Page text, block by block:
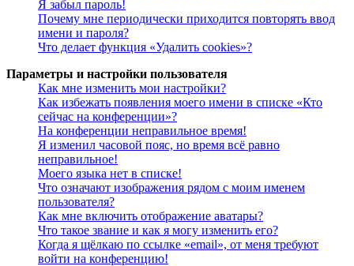
Я забыл пароль!
Почему мне периодически приходится повторять ввод
имени и пароля?
Что делает функция «Удалить cookies»?
Параметры и настройки пользователя
Как мне изменить мои настройки?
Как избежать появления моего имени в списке «Кто
сейчас на конференции»?
На конференции неправильное время!
Я изменил часовой пояс, но время всё равно
неправильное!
Моего языка нет в списке!
Что означают изображения рядом с моим именем
пользователя?
Как мне включить отображение аватары?
Что такое звание и как я могу изменить его?
Когда я щёлкаю по ссылке «email», от меня требуют
войти на конференцию!